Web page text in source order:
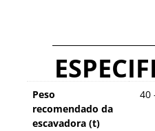
Peso
recomendado da
escavadora (t)
40